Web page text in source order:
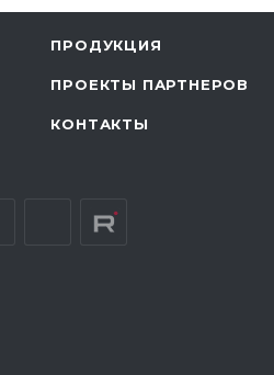
ПРОДУКЦИЯ
ПРОЕКТЫ ПАРТНЕРОВ
КОНТАКТЫ